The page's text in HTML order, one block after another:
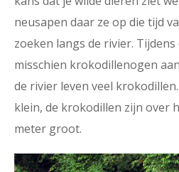
neusapen daar ze op die tijd
zoeken langs de rivier.
misschien krokodillenogen
de rivier leven veel
klein, de krokodillen zijn over
meter groot.